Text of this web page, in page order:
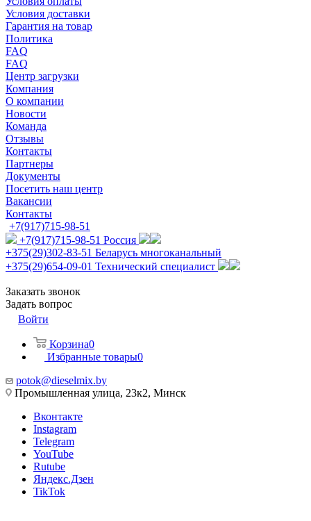
Условия доставки
Гарантия на товар
Политика
FAQ
FAQ
Центр загрузки
Компания
О компании
Новости
Команда
Отзывы
Контакты
Партнеры
Документы
Посетить наш центр
Вакансии
Контакты
+7(917)715-98-51
+7(917)715-98-51 Россия
+375(29)302-83-51 Беларусь многоканальный
+375(29)654-09-01 Технический специалист
Заказать звонок
Задать вопрос
Войти
Корзина0
Избранные товары0
potok@dieselmix.by
Промышленная улица, 23к2, Минск
Вконтакте
Instagram
Telegram
YouTube
Rutube
Яндекс.Дзен
TikTok